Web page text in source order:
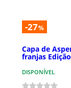
-27%
Capa de
franjas
DISPONÍVEL